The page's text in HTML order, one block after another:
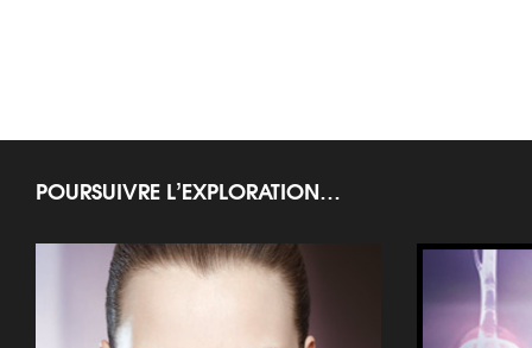
POURSUIVRE L’EXPLORATION…